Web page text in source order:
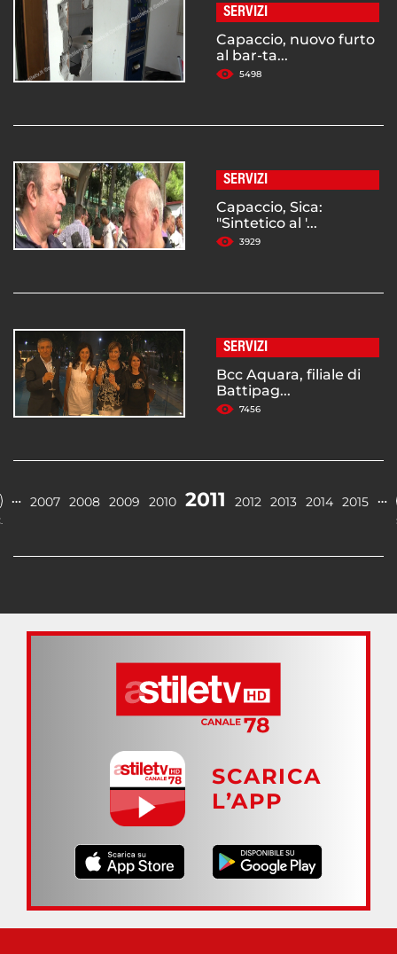
SERVIZI
Capaccio, nuovo furto
al bar-ta...
5498
SERVIZI
Capaccio, Sica:
"Sintetico al '...
3929
SERVIZI
Bcc Aquara, filiale di
Battipag...
7456
… 2007 2008 2009 2010 2011 2012 2013 2014 2015 …
SCARICA
L’APP